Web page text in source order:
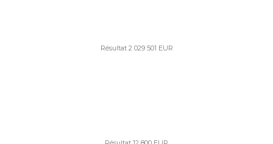
Résultat 2 029 501 EUR